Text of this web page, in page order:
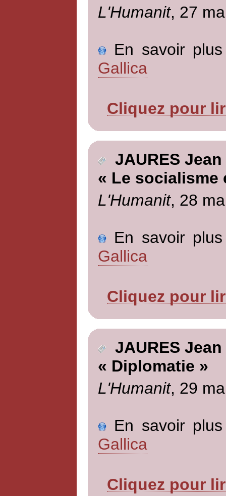
L'Humanit, 27
En savoir
Gallica
Cliquez pour
JAURES Jean
« Le socialisme
L'Humanit, 28
En savoir
Gallica
Cliquez pour
JAURES Jean
« Diplomatie »
L'Humanit, 29
En savoir
Gallica
Cliquez pour